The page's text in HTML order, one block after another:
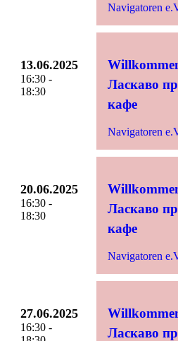
Navigatoren
13.06.2025
16:30 -
18:30
Ласкаво
кафе
Navigatoren
20.06.2025
16:30 -
18:30
Ласкаво
кафе
Navigatoren
27.06.2025
16:30 -
Ласкаво